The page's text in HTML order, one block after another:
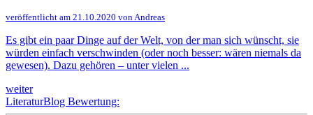
veröffentlicht am 21.10.2020 von Andreas
Es gibt ein paar Dinge auf der Welt, von der man sich wünscht, sie
würden einfach verschwinden (oder noch besser: wären niemals da
gewesen). Dazu gehören – unter vielen ...
weiter
LiteraturBlog Bewertung: